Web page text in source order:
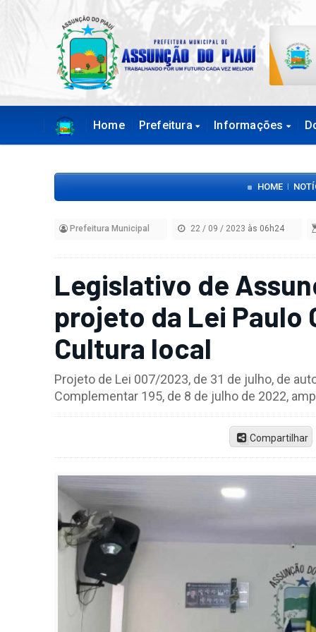
Home Prefeitura Informações
HOME
Prefeitura Municipal 22 / 09 / 2023 às 06h24
Legislativo de
projeto da Lei Paulo
Cultura local
Projeto de Lei 007/2023, de 31 de julho, de
Complementar 195, de 8 de julho de 2022,
Compartilhar